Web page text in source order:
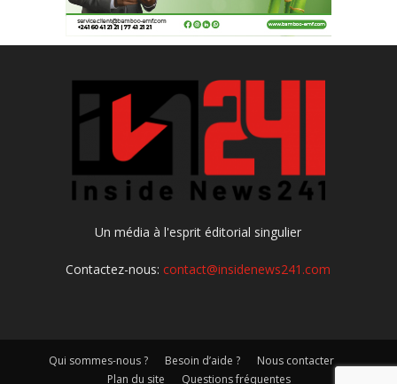
Un média à l'esprit éditorial singulier
Contactez-nous:contact@insidenews241.com
Qui sommes-nous ? Besoin d’aide ?
Nous contacter
Plan du site
Questions fréquentes